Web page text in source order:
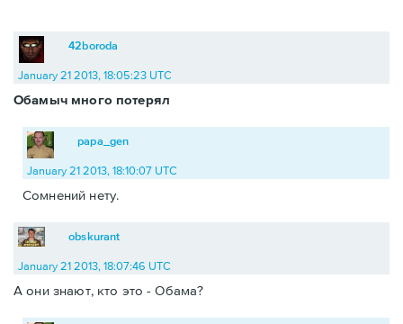
42boroda
January 21 2013, 18:05:23 UTC
Обамыч много потерял
papa_gen
January 21 2013, 18:10:07 UTC
Сомнений нету.
obskurant
January 21 2013, 18:07:46 UTC
А они знают, кто это - Обама?